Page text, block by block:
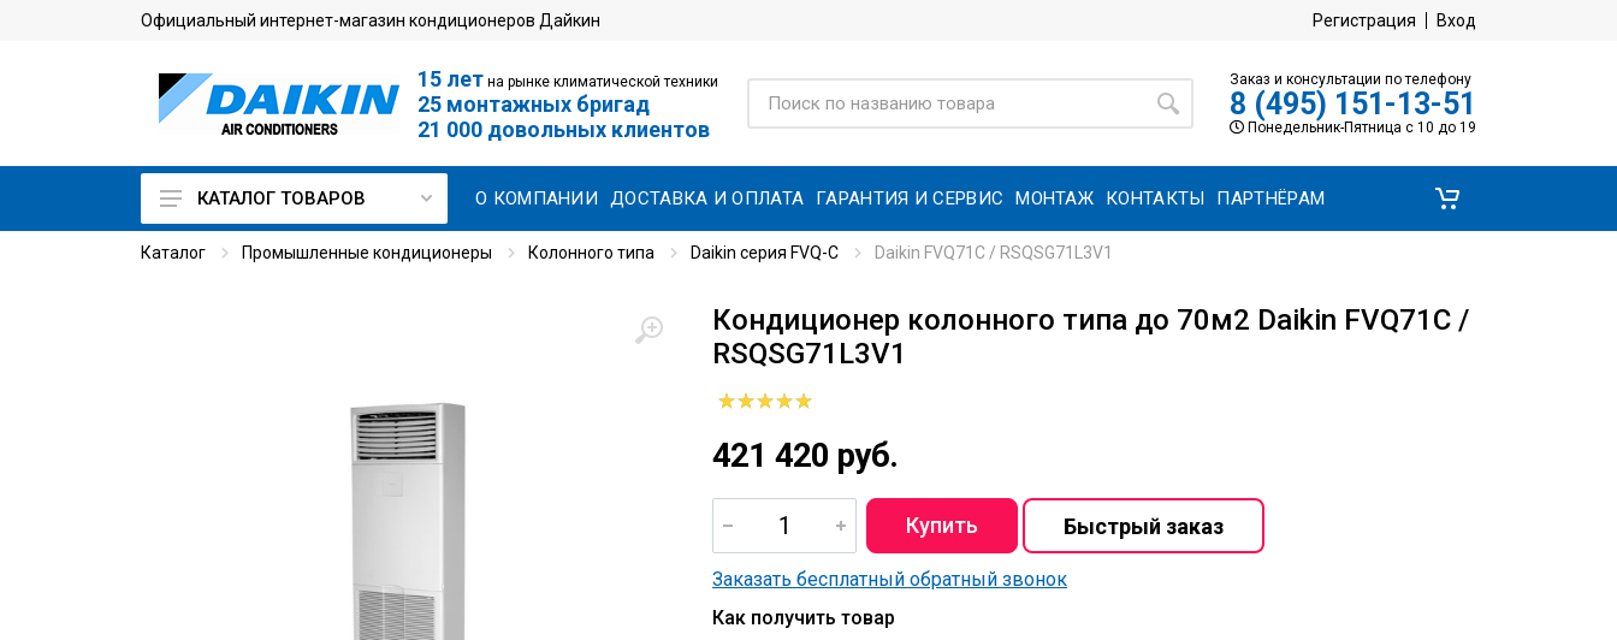
Официальный интернет-магазин кондиционеров Дайкин Регистрация Вход
15 лет на рынке климатической техники
25 монтажных бригад
21 000 довольных клиентов
Заказ и консультации по телефону
8 (495) 151-13-51
Понедельник-Пятница с 10 до 19
Кондиционеры для дома
КАТАЛОГ ТОВАРОВ О КОМПАНИИ ДОСТАВКА И ОПЛАТА ГАРАНТИЯ И СЕРВИС МОНТАЖ КОНТАКТЫ ПАРТНЁРАМ
Каталог Промышленные кондиционеры Колонного типа Daikin серия FVQ-C Daikin FVQ71C / RSQSG71L3V1
Кондиционер колонного типа до 70м2 Daikin FVQ71C /
RSQSG71L3V1
421 420 руб.
Заказать бесплатный обратный звонок
Как получить товар